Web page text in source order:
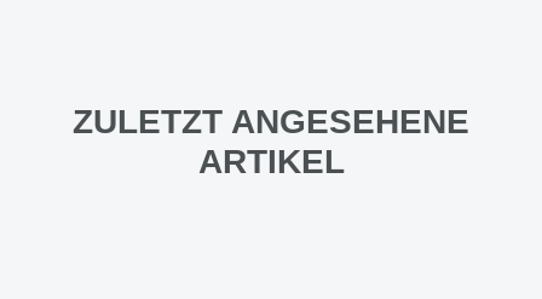
ZULETZT ANGESEHENE
ARTIKEL